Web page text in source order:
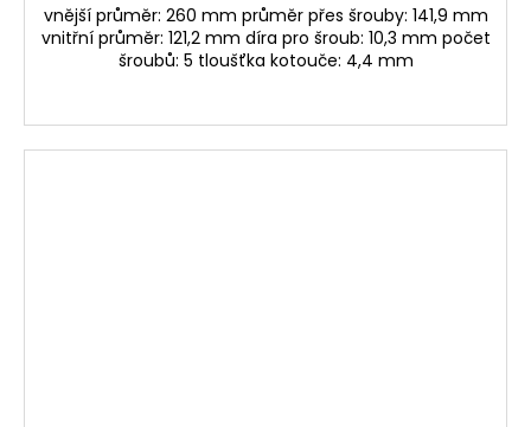
vnější průměr: 260 mm průměr přes šrouby: 141,9 mm
vnitřní průměr: 121,2 mm díra pro šroub: 10,3 mm počet
šroubů: 5 tloušťka kotouče: 4,4 mm